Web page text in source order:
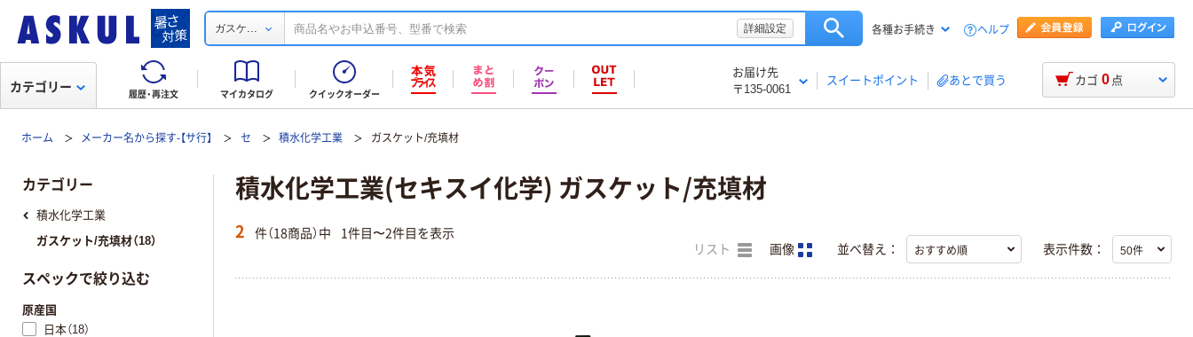
ガスケ... 詳細設定 各種お手続き ヘルプ
履歴・再注文 マイカタログ クイックオーダー
お届け先
〒135-0061
スイートポイント あとで買う
カテゴリー カゴ 0 点
ホーム メーカー名から探す-【サ行】 セ 積水化学工業 ガスケット/充填材
積水化学工業(セキスイ化学) ガスケット/充填材
2 件（18商品）中 1件目〜2件目を表示
リスト 画像 並べ替え： 表示件数：
カテゴリー
積水化学工業
ガスケット/充填材（18）
スペックで絞り込む
原産国
日本（18）